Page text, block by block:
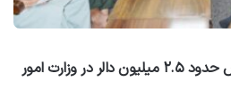
امضای سه تفاهمنامه به ارزش حدود ۲.۵ میلیون دالر در وزارت امور